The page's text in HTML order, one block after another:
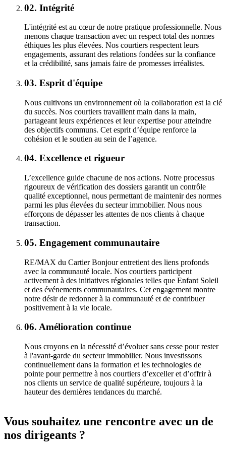
02. Intégrité
L'intégrité est au cœur de notre pratique professionnelle. Nous
menons chaque transaction avec un respect total des normes
éthiques les plus élevées. Nos courtiers respectent leurs
engagements, assurant des relations fondées sur la confiance
et la crédibilité, sans jamais faire de promesses irréalistes.
03. Esprit d'équipe
Nous cultivons un environnement où la collaboration est la clé
du succès. Nos courtiers travaillent main dans la main,
partageant leurs expériences et leur expertise pour atteindre
des objectifs communs. Cet esprit d’équipe renforce la
cohésion et le soutien au sein de l’agence.
04. Excellence et rigueur
L’excellence guide chacune de nos actions. Notre processus
rigoureux de vérification des dossiers garantit un contrôle
qualité exceptionnel, nous permettant de maintenir des normes
parmi les plus élevées du secteur immobilier. Nous nous
efforçons de dépasser les attentes de nos clients à chaque
transaction.
05. Engagement communautaire
RE/MAX du Cartier Bonjour entretient des liens profonds
avec la communauté locale. Nos courtiers participent
activement à des initiatives régionales telles que Enfant Soleil
et des événements communautaires. Cet engagement montre
notre désir de redonner à la communauté et de contribuer
positivement à la vie locale.
06. Amélioration continue
Nous croyons en la nécessité d’évoluer sans cesse pour rester
à l'avant-garde du secteur immobilier. Nous investissons
continuellement dans la formation et les technologies de
pointe pour permettre à nos courtiers d’exceller et d’offrir à
nos clients un service de qualité supérieure, toujours à la
hauteur des dernières tendances du marché.
Vous souhaitez une rencontre avec un de
nos dirigeants ?